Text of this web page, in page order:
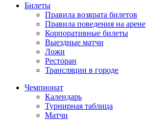
Билеты
Правила возврата билетов
Правила поведения на арене
Корпоративные билеты
Выездные матчи
Ложи
Ресторан
Трансляции в городе
Чемпионат
Календарь
Турнирная таблица
Матчи